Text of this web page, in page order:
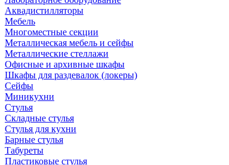
Аквадистилляторы
Мебель
Многоместные секции
Металлическая мебель и сейфы
Металлические стеллажи
Офисные и архивные шкафы
Шкафы для раздевалок (локеры)
Сейфы
Миникухни
Стулья
Складные стулья
Стулья для кухни
Барные стулья
Табуреты
Пластиковые стулья